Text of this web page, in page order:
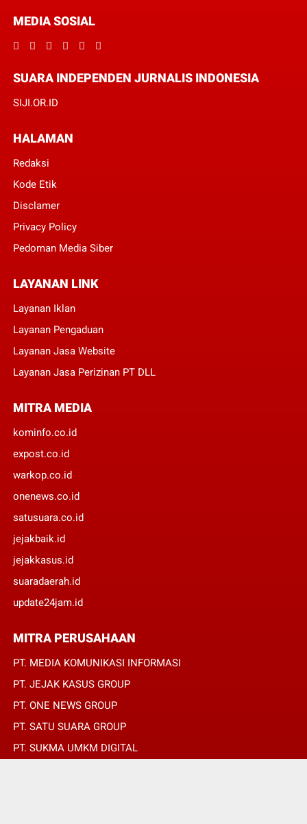
MEDIA SOSIAL
SUARA INDEPENDEN JURNALIS INDONESIA
SIJI.OR.ID
HALAMAN
Redaksi
Kode Etik
Disclamer
Privacy Policy
Pedoman Media Siber
LAYANAN LINK
Layanan Iklan
Layanan Pengaduan
Layanan Jasa Website
Layanan Jasa Perizinan PT DLL
MITRA MEDIA
kominfo.co.id
expost.co.id
warkop.co.id
onenews.co.id
satusuara.co.id
jejakbaik.id
jejakkasus.id
suaradaerah.id
update24jam.id
MITRA PERUSAHAAN
PT. MEDIA KOMUNIKASI INFORMASI
PT. JEJAK KASUS GROUP
PT. ONE NEWS GROUP
PT. SATU SUARA GROUP
PT. SUKMA UMKM DIGITAL